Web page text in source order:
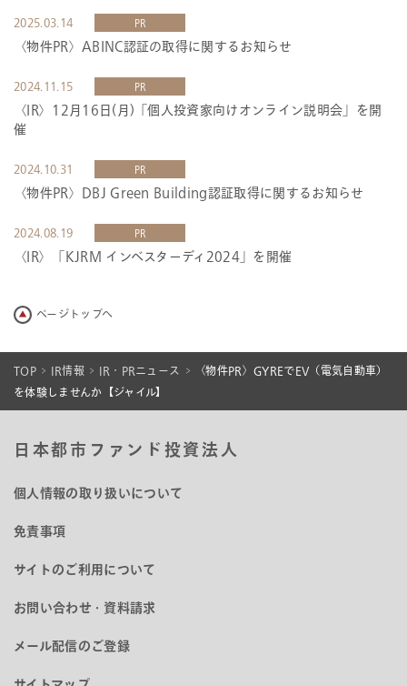
2025.03.14 PR
〈物件PR〉ABINC認証の取得に関するお知らせ
2024.11.15 PR
〈IR〉12月16日(月)「個人投資家向けオンライン説明会」を開
催
2024.10.31 PR
〈物件PR〉DBJ Green Building認証取得に関するお知らせ
2024.08.19 PR
〈IR〉「KJRM インベスターディ2024」を開催
ページトップへ
TOP IR情報 IR・PRニュース
〈物件PR〉GYREでEV（電気自動車）
を体験しませんか【ジャイル】
日本都市ファンド投資法人
個人情報の取り扱いについて
免責事項
サイトのご利用について
お問い合わせ・資料請求
メール配信のご登録